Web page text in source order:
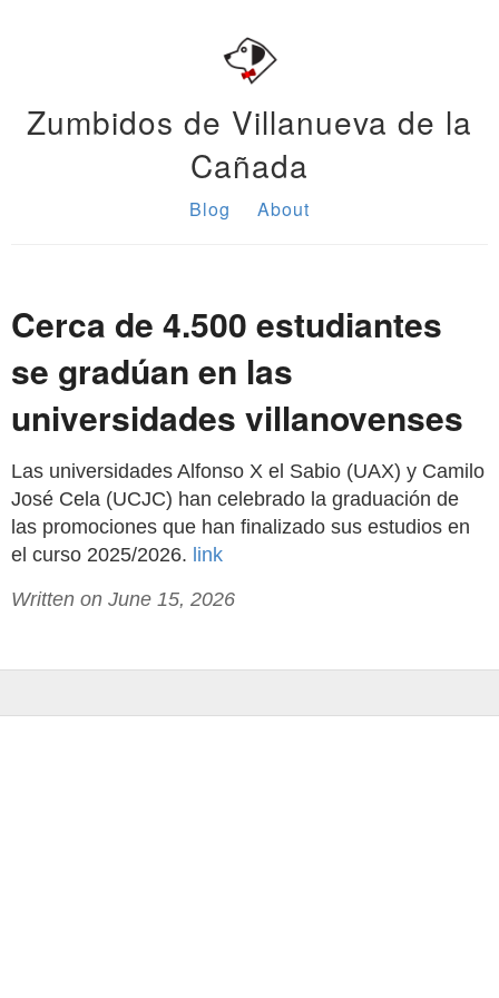
Zumbidos de Villanueva de la
Cañada
Blog About
Cerca de 4.500 estudiantes
se gradúan en las
universidades villanovenses
Las universidades Alfonso X el Sabio (UAX) y Camilo
José Cela (UCJC) han celebrado la graduación de
las promociones que han finalizado sus estudios en
el curso 2025/2026. link
Written on June 15, 2026